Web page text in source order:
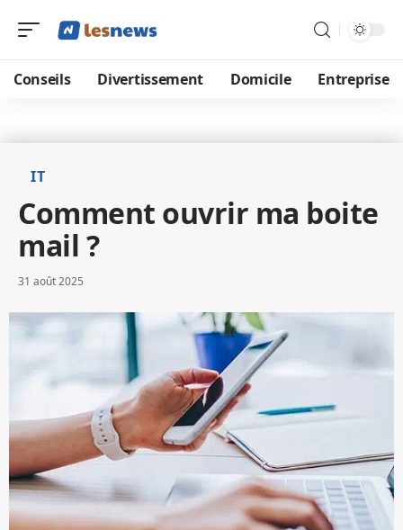
Conseils Divertissement Domicile Entreprise
IT
Comment ouvrir ma boite
mail ?
31 août 2025